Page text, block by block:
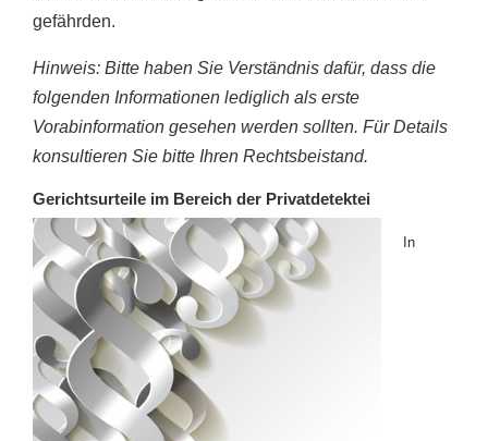
gefährden.
Hinweis: Bitte haben Sie Verständnis dafür, dass die
folgenden Informationen lediglich als erste
Vorabinformation gesehen werden sollten. Für Details
konsultieren Sie bitte Ihren Rechtsbeistand.
Gerichtsurteile im Bereich der Privatdetektei
In